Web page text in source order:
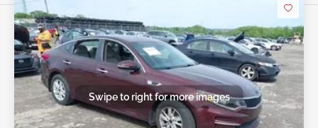
Swipe to right for more images